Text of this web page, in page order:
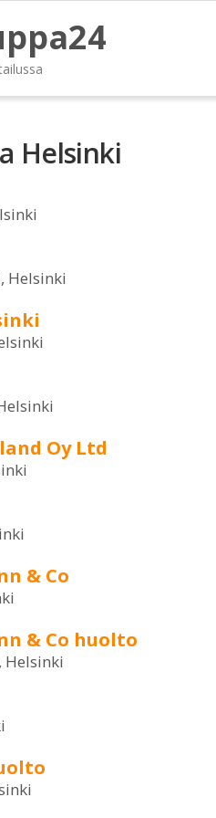
Helsinki
Helsinki
Oy Ltd
& Co
& Co huolto